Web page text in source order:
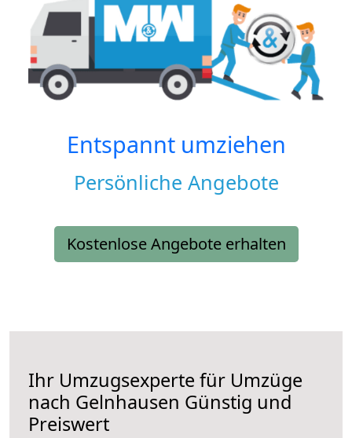
Entspannt umziehen
Persönliche Angebote
Kostenlose Angebote erhalten
Ihr Umzugsexperte für Umzüge
nach Gelnhausen Günstig und
Preiswert